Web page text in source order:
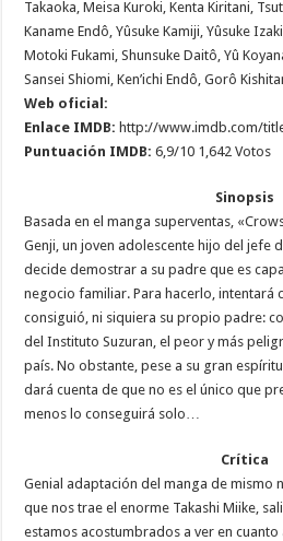
Takaoka, Meisa Kuroki, Kenta Kiritani,
Kaname Endô, Yûsuke Kamiji, Yûsuke
Motoki Fukami, Shunsuke Daitô, Yû
Sansei Shiomi, Ken’ichi Endô, Gorô
Web oficial:
Enlace IMDB: http://www.imdb.com/
Puntuación IMDB: 6,9/10 1,642 Votos
Sinopsis
Basada en el manga superventas,
Genji, un joven adolescente hijo del jefe
decide demostrar a su padre que es
negocio familiar. Para hacerlo, intentará
consiguió, ni siquiera su propio padre:
del Instituto Suzuran, el peor y más
país. No obstante, pese a su gran
dará cuenta de que no es el único que
menos lo conseguirá solo…
Crítica
Genial adaptación del manga de mismo
que nos trae el enorme Takashi Miike,
estamos acostumbrados a ver en